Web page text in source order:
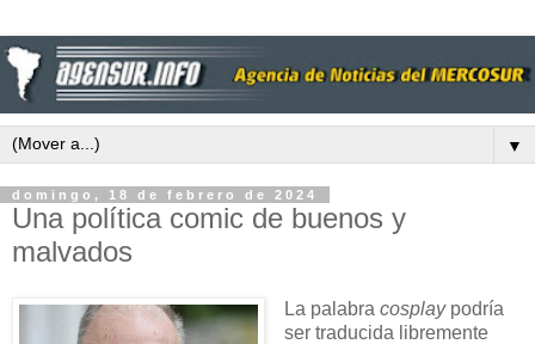
▼
domingo, 18 de febrero de 2024
Una política comic de buenos y
malvados
La palabra cosplaypodría
ser traducida libremente